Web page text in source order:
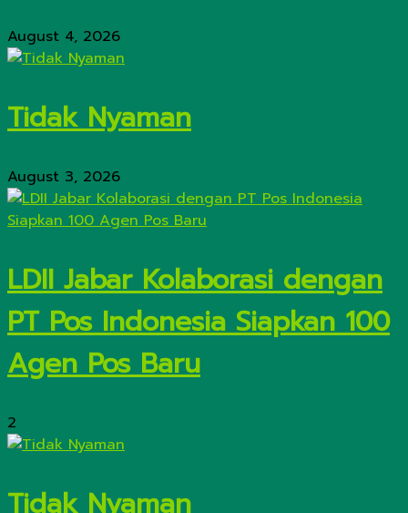
August 4, 2026
Tidak Nyaman
August 3, 2026
LDII Jabar Kolaborasi dengan
PT Pos Indonesia Siapkan 100
Agen Pos Baru
2
Tidak Nyaman